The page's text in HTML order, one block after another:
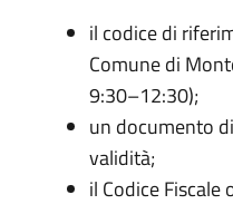
il codice di
Comune di
9:30–12:30);
un documento
validità;
il Codice Fiscale